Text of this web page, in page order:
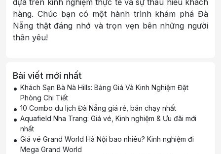
hàng. Chúc bạn có một hành trình khám phá Đà
Nẵng thật đáng nhớ và trọn vẹn bên những người
thân yêu!
Bài viết mới nhất
Khách Sạn Bà Nà Hills: Bảng Giá Và Kinh Nghiệm Đặt
Phòng Chi Tiết
10 Combo du lịch Đà Nẵng giá rẻ, bán chạy nhất
Aquafield Nha Trang: Giá vé, Kinh nghiệm & Ưu đãi mới
nhất
Giá vé Grand World Hà Nội bao nhiêu? Kinh nghiệm đi
Mega Grand World